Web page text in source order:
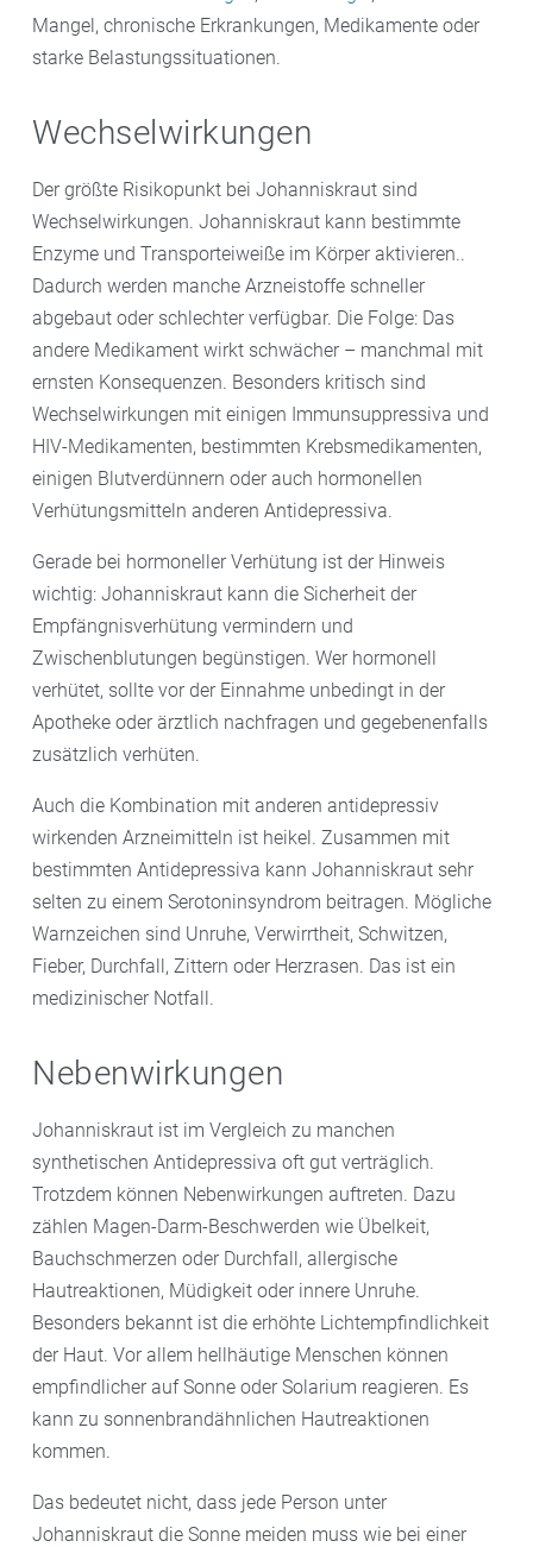
Mangel, chronische Erkrankungen, Medikamente oder
starke Belastungssituationen.
Wechselwirkungen
Der größte Risikopunkt bei Johanniskraut sind
Wechselwirkungen. Johanniskraut kann bestimmte
Enzyme und Transporteiweiße im Körper aktivieren..
Dadurch werden manche Arzneistoffe schneller
abgebaut oder schlechter verfügbar. Die Folge: Das
andere Medikament wirkt schwächer – manchmal mit
ernsten Konsequenzen. Besonders kritisch sind
Wechselwirkungen mit einigen Immunsuppressiva und
HIV-Medikamenten, bestimmten Krebsmedikamenten,
einigen Blutverdünnern oder auch hormonellen
Verhütungsmitteln anderen Antidepressiva.
Gerade bei hormoneller Verhütung ist der Hinweis
wichtig: Johanniskraut kann die Sicherheit der
Empfängnisverhütung vermindern und
Zwischenblutungen begünstigen. Wer hormonell
verhütet, sollte vor der Einnahme unbedingt in der
Apotheke oder ärztlich nachfragen und gegebenenfalls
zusätzlich verhüten.
Auch die Kombination mit anderen antidepressiv
wirkenden Arzneimitteln ist heikel. Zusammen mit
bestimmten Antidepressiva kann Johanniskraut sehr
selten zu einem Serotoninsyndrom beitragen. Mögliche
Warnzeichen sind Unruhe, Verwirrtheit, Schwitzen,
Fieber, Durchfall, Zittern oder Herzrasen. Das ist ein
medizinischer Notfall.
Nebenwirkungen
Johanniskraut ist im Vergleich zu manchen
synthetischen Antidepressiva oft gut verträglich.
Trotzdem können Nebenwirkungen auftreten. Dazu
zählen Magen-Darm-Beschwerden wie Übelkeit,
Bauchschmerzen oder Durchfall, allergische
Hautreaktionen, Müdigkeit oder innere Unruhe.
Besonders bekannt ist die erhöhte Lichtempfindlichkeit
der Haut. Vor allem hellhäutige Menschen können
empfindlicher auf Sonne oder Solarium reagieren. Es
kann zu sonnenbrandähnlichen Hautreaktionen
kommen.
Das bedeutet nicht, dass jede Person unter
Johanniskraut die Sonne meiden muss wie bei einer